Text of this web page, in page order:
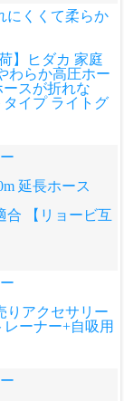
にくくて柔らか
】ヒダカ 家庭
わらか高圧ホー
ースが折れな
イプ ライトグ
延長ホース
合 【リョービ互
りアクセサリー
ーナー+自吸用